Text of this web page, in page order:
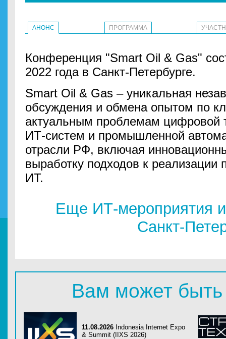
АНОНС ПРОГРАММА
Конференция "Smart Oil & Gas"
2022 года в Санкт-Петербурге.
Smart Oil & Gas – уникальная
обсуждения и обмена опытом по
актуальным проблемам цифровой
ИТ-систем и промышленной
отрасли РФ, включая
выработку подходов к реализации
ИТ.
Еще ИТ-мероприятия
Санкт-
Вам может быть
11.08.2026 Indonesia Internet Expo
& Summit (IIXS 2026)